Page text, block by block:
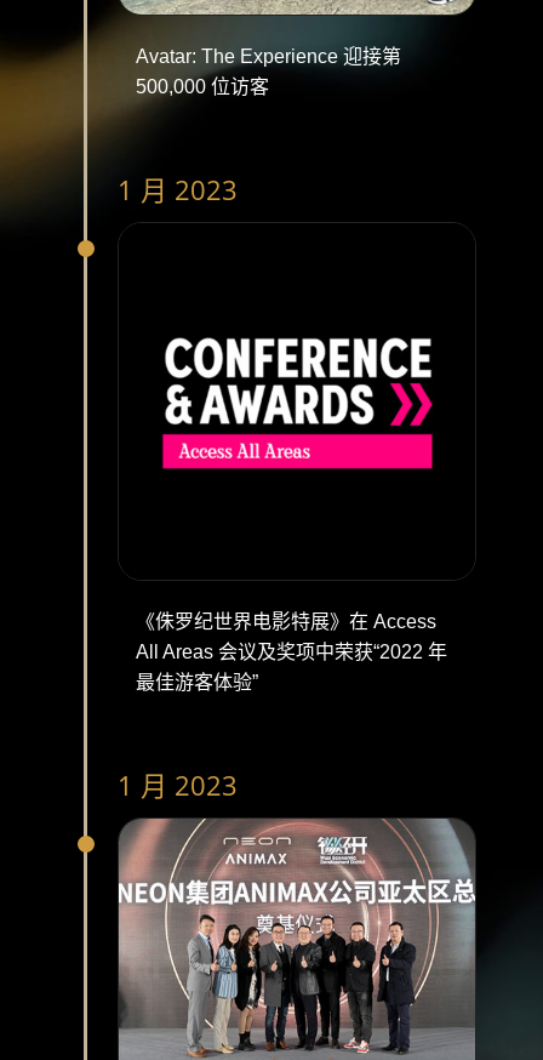
Avatar: The Experience 迎接第
500,000 位访客
1 月 2023
《侏罗纪世界电影特展》在 Access
All Areas 会议及奖项中荣获“2022 年
最佳游客体验”
1 月 2023